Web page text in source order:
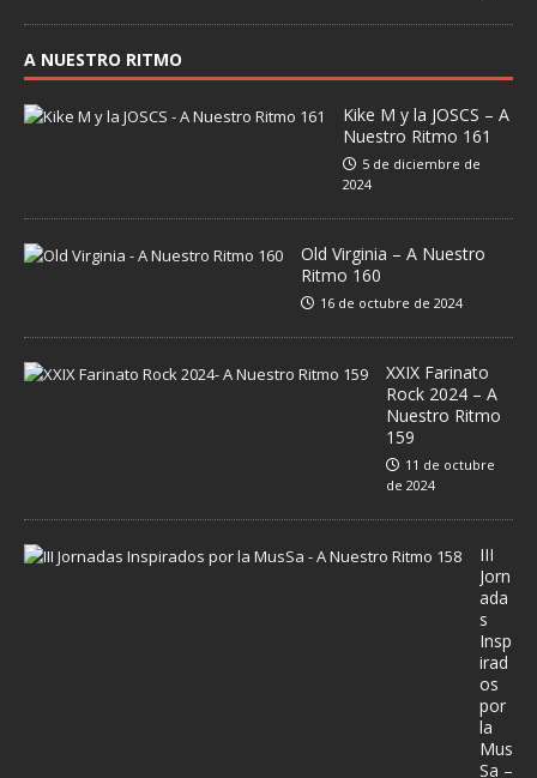
A NUESTRO RITMO
Kike M y la JOSCS – A
Nuestro Ritmo 161
5 de diciembre de
2024
Old Virginia – A Nuestro
Ritmo 160
16 de octubre de 2024
XXIX Farinato
Rock 2024 – A
Nuestro Ritmo
159
11 de octubre
de 2024
III
Jorn
ada
s
Insp
irad
os
por
la
Mus
Sa –